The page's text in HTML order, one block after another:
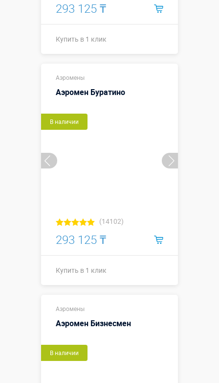
293 125 ₸
Купить в 1 клик
Аэромены
Аэромен Буратино
В наличии
(14102)
293 125 ₸
Купить в 1 клик
Аэромены
Аэромен Бизнесмен
В наличии